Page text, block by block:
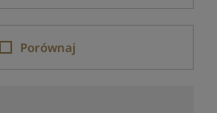
Porównaj